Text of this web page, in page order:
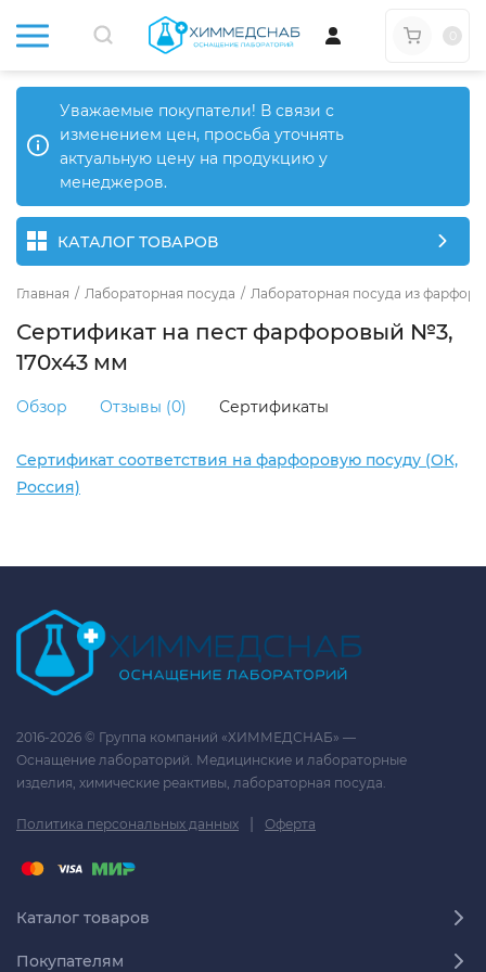
Уважаемые покупатели! В связи с
изменением цен, просьба уточнять
актуальную цену на продукцию у
менеджеров.
КАТАЛОГ ТОВАРОВ
Главная / Лабораторная посуда / Лабораторная посуда из фарфора
Сертификат на пест фарфоровый №3,
170х43 мм
Обзор Отзывы (0) Сертификаты
Сертификат соответствия на фарфоровую посуду (ОК,
Россия)
2016-2026 © Группа компаний «ХИММЕДСНАБ» —
Оснащение лабораторий. Медицинские и лабораторные
изделия, химические реактивы, лабораторная посуда.
Политика персональных данных | Оферта
Каталог товаров
Покупателям